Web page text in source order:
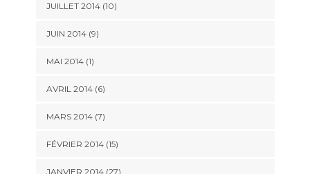
JUILLET 2014 (10)
JUIN 2014 (9)
MAI 2014 (1)
AVRIL 2014 (6)
MARS 2014 (7)
FÉVRIER 2014 (15)
JANVIER 2014 (27)